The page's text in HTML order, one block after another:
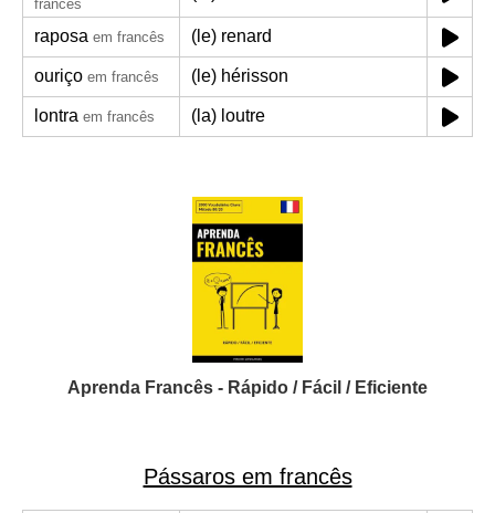
francês
raposa em francês (le) renard
ouriço em francês (le) hérisson
lontra em francês (la) loutre
Aprenda Francês - Rápido / Fácil / Eficiente
Pássaros em francês